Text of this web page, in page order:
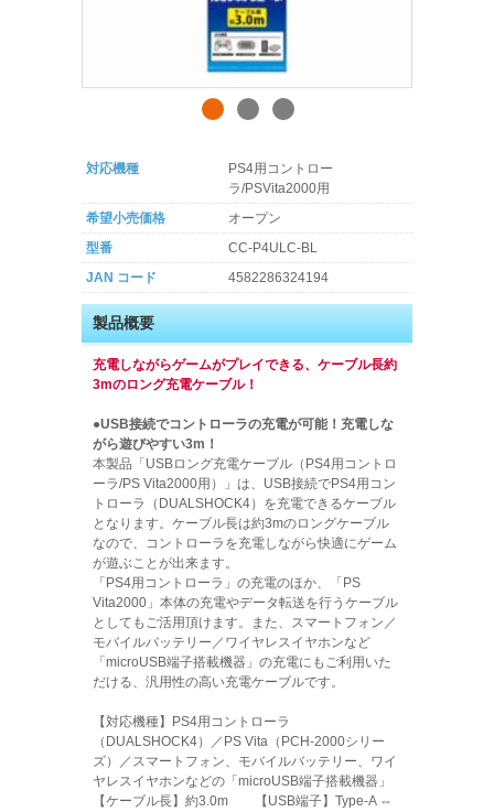
対応機種
PS4用コントロー
ラ/PSVita2000用
希望小売価格
オープン
型番
CC-P4ULC-BL
JAN コード
4582286324194
製品概要
充電しながらゲームがプレイできる、ケーブル長約
3mのロング充電ケーブル！
●USB接続でコントローラの充電が可能！充電しな
がら遊びやすい3m！
本製品「USBロング充電ケーブル（PS4用コントロ
ーラ/PS Vita2000用）」は、USB接続でPS4用コン
トローラ（DUALSHOCK4）を充電できるケーブル
となります。ケーブル長は約3mのロングケーブル
なので、コントローラを充電しながら快適にゲーム
が遊ぶことが出来ます。
「PS4用コントローラ」の充電のほか、「PS
Vita2000」本体の充電やデータ転送を行うケーブル
としてもご活用頂けます。また、スマートフォン／
モバイルバッテリー／ワイヤレスイヤホンなど
「microUSB端子搭載機器」の充電にもご利用いた
だける、汎用性の高い充電ケーブルです。
【対応機種】PS4用コントローラ
（DUALSHOCK4）／PS Vita（PCH-2000シリー
ズ）／スマートフォン、モバイルバッテリー、ワイ
ヤレスイヤホンなどの「microUSB端子搭載機器」
【ケーブル長】約3.0m 【USB端子】Type-A ⇔